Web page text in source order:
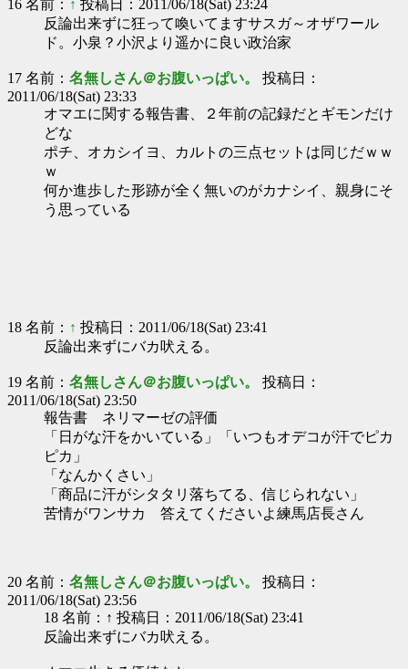
16 名前： ↑ 投稿日：2011/06/18(Sat) 23:24
反論出来ずに狂って喚いてますサスガ～オザワール
ド。小泉？小沢より遥かに良い政治家
17 名前： 名無しさん＠お腹いっぱい。 投稿日：
2011/06/18(Sat) 23:33
オマエに関する報告書、２年前の記録だとギモンだけ
どな
ポチ、オカシイヨ、カルトの三点セットは同じだｗｗ
ｗ
何か進歩した形跡が全く無いのがカナシイ、親身にそ
う思っている
18 名前： ↑ 投稿日：2011/06/18(Sat) 23:41
反論出来ずにバカ吠える。
19 名前： 名無しさん＠お腹いっぱい。 投稿日：
2011/06/18(Sat) 23:50
報告書 ネリマーゼの評価
「日がな汗をかいている」「いつもオデコが汗でピカ
ピカ」
「なんかくさい」
「商品に汗がシタタリ落ちてる、信じられない」
苦情がワンサカ 答えてくださいよ練馬店長さん
20 名前： 名無しさん＠お腹いっぱい。 投稿日：
2011/06/18(Sat) 23:56
18 名前：↑ 投稿日：2011/06/18(Sat) 23:41
反論出来ずにバカ吠える。